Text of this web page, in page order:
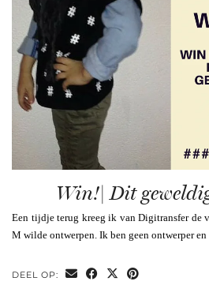
Win!| Dit
Een tijdje terug kreeg ik van Digitransfer de
M wilde ontwerpen. Ik ben geen ontwerper en
DEEL OP: